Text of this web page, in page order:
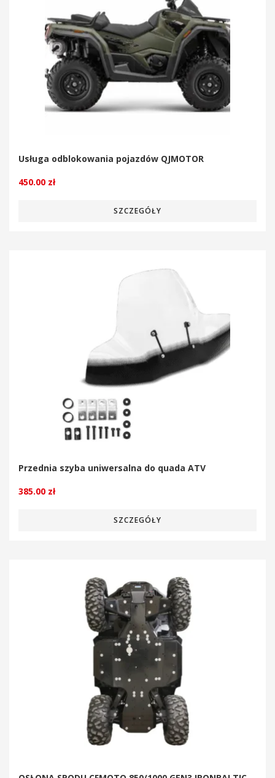
Usługa odblokowania pojazdów QJMOTOR
450.00 zł
SZCZEGÓŁY
Przednia szyba uniwersalna do quada ATV
385.00 zł
SZCZEGÓŁY